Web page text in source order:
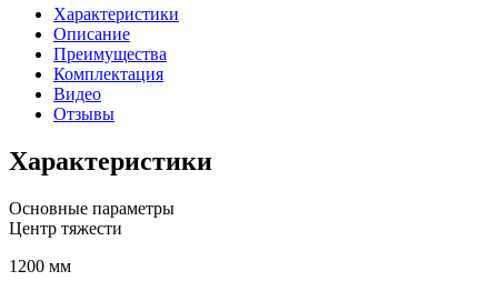
заказов
PROLIFT
PRO
LRT20L
Характеристики
Описание
Преимущества
Комплектация
Видео
Отзывы
Характеристики
Основные параметры
Центр тяжести
1200 мм